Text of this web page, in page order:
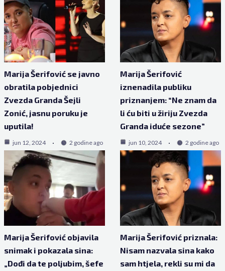
Marija Šerifović se javno
obratila pobjednici
Zvezda Granda Šejli
Zonić, jasnu poruku je
uputila!
jun 12, 2024 2 godine ago
Marija Šerifović
iznenadila publiku
priznanjem: “Ne znam da
li ću biti u žiriju Zvezda
Granda iduće sezone”
jun 10, 2024 2 godine ago
Marija Šerifović objavila
snimak i pokazala sina:
„Dođi da te poljubim, šefe
Marija Šerifović priznala:
Nisam nazvala sina kako
sam htjela, rekli su mi da